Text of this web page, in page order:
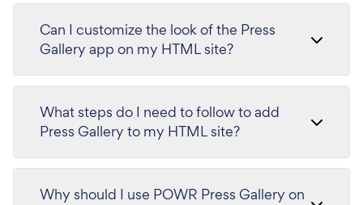
Can I customize the look of the Press
Gallery app on my HTML site?
What steps do I need to follow to add
Press Gallery to my HTML site?
Why should I use POWR Press Gallery on